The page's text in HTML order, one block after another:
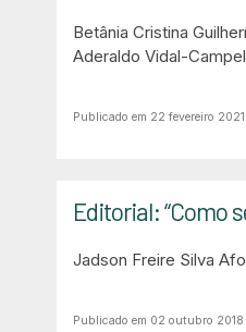
Betânia Cristina
Aderaldo Vidal-
Publicado em 22 fevereiro 2021
Editorial: “Como
Jadson Freire Silva
Publicado em 02 outubro 2018